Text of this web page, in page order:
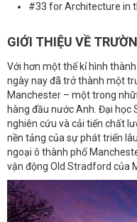
#33 for Architecture in
GIỚI THIỆU VỀ
Với hơn một thế kỉ hình
ngày nay đã trở thành một
Manchester – một trong
hàng đầu nước Anh. Đại học
nghiên cứu và cải tiến chất
nền tảng của sự phát triển
ngoại ô thành phố
vận động Old Stradford của